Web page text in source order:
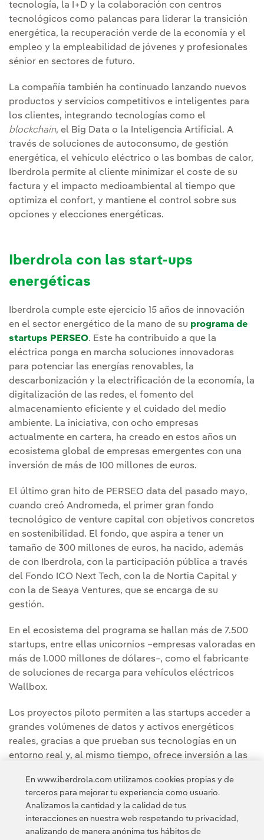
tecnología, la I+D y la colaboración con centros
tecnológicos como palancas para liderar la transición
energética, la recuperación verde de la economía y el
empleo y la empleabilidad de jóvenes y profesionales
sénior en sectores de futuro.
La compañía también ha continuado lanzando nuevos
productos y servicios competitivos e inteligentes para
los clientes, integrando tecnologías como el
blockchain, el Big Data o la Inteligencia Artificial. A
través de soluciones de autoconsumo, de gestión
energética, el vehículo eléctrico o las bombas de calor,
Iberdrola permite al cliente minimizar el coste de su
factura y el impacto medioambiental al tiempo que
optimiza el confort, y mantiene el control sobre sus
opciones y elecciones energéticas.
Iberdrola con las start-ups
energéticas
Iberdrola cumple este ejercicio 15 años de innovación
en el sector energético de la mano de su programa de
startups PERSEO. Este ha contribuido a que la
eléctrica ponga en marcha soluciones innovadoras
para potenciar las energías renovables, la
descarbonización y la electrificación de la economía, la
digitalización de las redes, el fomento del
almacenamiento eficiente y el cuidado del medio
ambiente. La iniciativa, con ocho empresas
actualmente en cartera, ha creado en estos años un
ecosistema global de empresas emergentes con una
inversión de más de 100 millones de euros.
El último gran hito de PERSEO data del pasado mayo,
cuando creó Andromeda, el primer gran fondo
tecnológico de venture capital con objetivos concretos
en sostenibilidad. El fondo, que aspira a tener un
tamaño de 300 millones de euros, ha nacido, además
de con Iberdrola, con la participación pública a través
del Fondo ICO Next Tech, con la de Nortia Capital y
con la de Seaya Ventures, que se encarga de su
gestión.
En el ecosistema del programa se hallan más de 7.500
startups, entre ellas unicornios –empresas valoradas en
más de 1.000 millones de dólares–, como el fabricante
de soluciones de recarga para vehículos eléctricos
Wallbox.
Los proyectos piloto permiten a las startups acceder a
grandes volúmenes de datos y activos energéticos
reales, gracias a que prueban sus tecnologías en un
entorno real y, al mismo tiempo, ofrece inversión a las
fórmulas permiten conocer el mercado y acceder a
tecnologías clave de primera mano.
En www.iberdrola.com utilizamos cookies propias y de
terceros para mejorar tu experiencia como usuario.
Analizamos la cantidad y la calidad de tus
interacciones en nuestra web respetando tu privacidad,
analizando de manera anónima tus hábitos de